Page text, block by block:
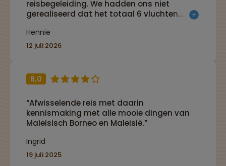
reisbegeleiding. We hadden ons niet
gerealiseerd dat het totaal 6 vluchten
ervaring hoefde voor ons niet.”
Hennie
12 juli 2026
8,0
“Afwisselende reis met daarin
kennismaking met alle mooie dingen van
Maleisisch Borneo en Maleisië.”
Ingrid
19 juli 2025